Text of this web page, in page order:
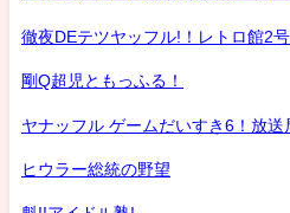
徹夜DEテツヤッフル!！レトロ館2号
剛Q超児ともっふる！
ヤナッフル ゲームだいすき6！放送
ヒウラー総統の野望